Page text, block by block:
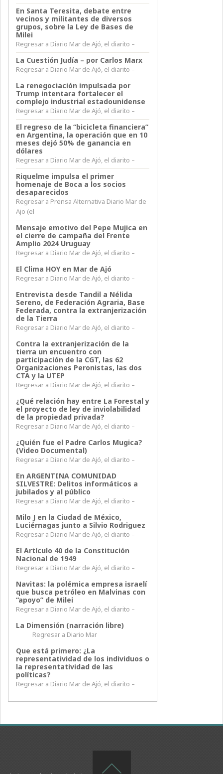
En Santa Teresita, debate entre
vecinos y militantes de diversos
grupos, sobre la Ley de Bases de
Milei
Regresar a Diario Mar de Ajó, el diarito –
La Cuestión Judía – por Carlos Marx
Regresar a Diario Mar de Ajó, el diarito –
La renegociación impulsada por
Trump intentara fortalecer el
complejo industrial estadounidense
Regresar a Diario Mar de Ajó, el diarito –
El regreso de la “bicicleta financiera”
en Argentina, la operación que en 10
meses dejó 50% de ganancia en
dólares
Regresar a Diario Mar de Ajó, el diarito –
Riquelme impulsa el primer
homenaje de Boca a los socios
desaparecidos
Regresar a Prensa Alternativa Diario Mar de
Ajo (el
Mensaje emotivo del Pepe Mujica en
el cierre de campaña del Frente
Amplio 2024 Uruguay
Regresar a Diario Mar de Ajó, el diarito –
El Clima HOY en Mar de Ajó
Regresar a Diario Mar de Ajó, el diarito –
Entrevista desde Tandil a Nélida
Sereno, de Federación Agraria, Base
Federada, contra la extranjerización
de la Tierra
Regresar a Diario Mar de Ajó, el diarito –
Contra la extranjerización de la
tierra un encuentro con
participación de la CGT, las 62
Organizaciones Peronistas, las dos
CTA y la UTEP
Regresar a Diario Mar de Ajó, el diarito –
¿Qué relación hay entre La Forestal y
el proyecto de ley de inviolabilidad
de la propiedad privada?
Regresar a Diario Mar de Ajó, el diarito –
¿Quién fue el Padre Carlos Mugica?
(Video Documental)
Regresar a Diario Mar de Ajó, el diarito –
En ARGENTINA COMUNIDAD
SILVESTRE: Delitos informáticos a
jubilados y al público
Regresar a Diario Mar de Ajó, el diarito –
Milo J en la Ciudad de México,
Luciérnagas junto a Silvio Rodriguez
Regresar a Diario Mar de Ajó, el diarito –
El Artículo 40 de la Constitución
Nacional de 1949
Regresar a Diario Mar de Ajó, el diarito –
Navitas: la polémica empresa israelí
que busca petróleo en Malvinas con
“apoyo” de Milei
Regresar a Diario Mar de Ajó, el diarito –
La Dimensión (narración libre)
Regresar a Diario Mar
Que está primero: ¿La
representatividad de los individuos o
la representatividad de las
políticas?
Regresar a Diario Mar de Ajó, el diarito –